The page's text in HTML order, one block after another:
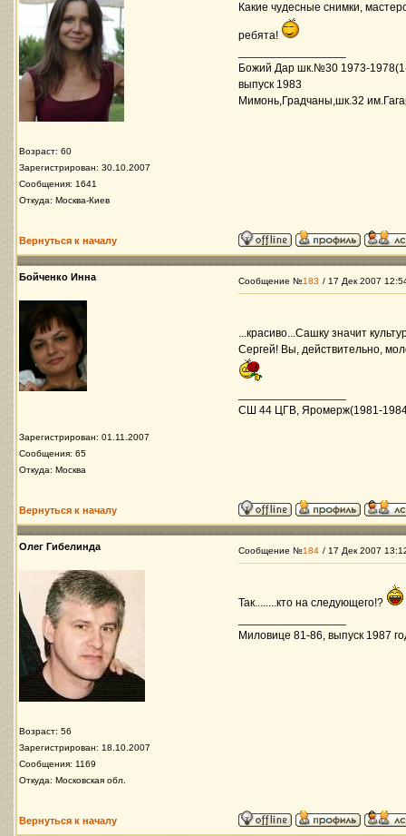
Возраст: 60
Зарегистрирован: 30.10.2007
Сообщения: 1641
Откуда: Москва-Киев
Какие чудесные снимки,
ребята!
Божий Дар шк.№30 1973-
выпуск 1983
Мимонь,Градчаны,шк.32
Вернуться к началу
Бойченко Инна
Зарегистрирован: 01.11.2007
Сообщения: 65
Откуда: Москва
Сообщение №183 / 17 Дек 2007
...красиво...Сашку значит
Сергей! Вы, действительно,
СШ 44 ЦГВ, Яромерж(1981-
Вернуться к началу
Олег Гибелинда
Возраст: 56
Зарегистрирован: 18.10.2007
Сообщения: 1169
Откуда: Московская обл.
Сообщение №184 / 17 Дек 2007
Так........кто на следующего!?
Миловице 81-86, выпуск 1987
Вернуться к началу